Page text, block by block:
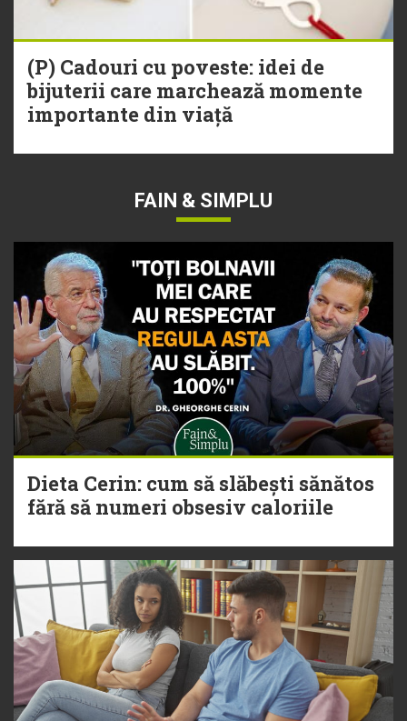
(P) Cadouri cu poveste: idei de
bijuterii care marchează momente
importante din viață
FAIN & SIMPLU
Dieta Cerin: cum să slăbești sănătos
fără să numeri obsesiv caloriile